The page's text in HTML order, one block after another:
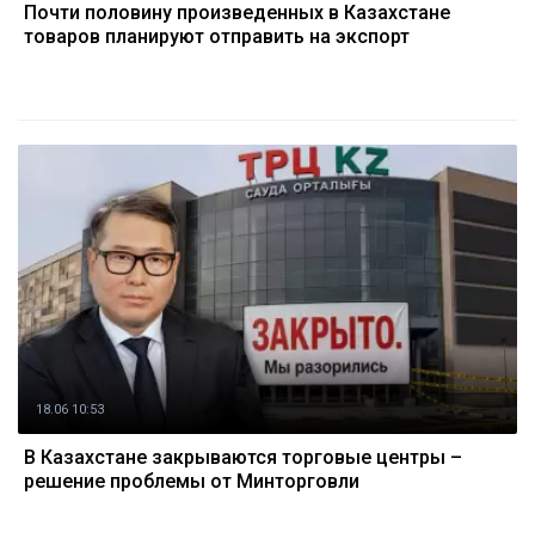
Почти половину произведенных в Казахстане
товаров планируют отправить на экспорт
18.06 10:53
В Казахстане закрываются торговые центры –
решение проблемы от Минторговли